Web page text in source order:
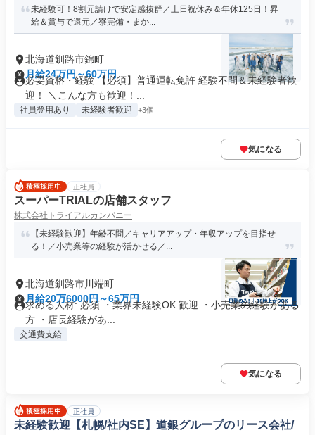
未経験可！8割元請けで安定感抜群／土日祝休み＆年休125日！昇
給＆賞与で還元／寮完備・まか...
北海道釧路市錦町
月給24万円～60万円
必要資格・経験 【必須】普通運転免許 経験不問＆未経験者歓
迎！ ＼こんな方も歓迎！...
社員登用あり 未経験者歓迎 +3個
気になる
正社員
スーパーTRIALの店舗スタッフ
株式会社トライアルカンパニー
【未経験歓迎】年齢不問／キャリアアップ・年収アップを目指せ
る！／小売業等の経験が活かせる／...
北海道釧路市川端町
月給20万6000円～65万円
求める人材: 必須 ・業界未経験OK 歓迎 ・小売業の経験がある
方 ・店長経験があ...
交通費支給
気になる
正社員
未経験歓迎【札幌/社内SE】道銀グループのリース会社/